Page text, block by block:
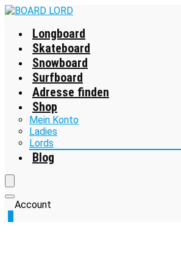
Longboard
Skateboard
Snowboard
Surfboard
Adresse finden
Shop
Mein Konto
Ladies
Lords
Blog
Account